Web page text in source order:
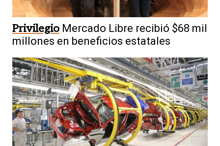
Privilegio Mercado Libre recibió $68 mil
millones en beneficios estatales